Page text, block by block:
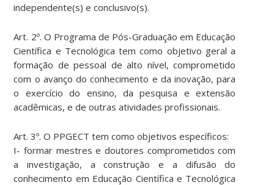
independente(s) e conclusivo(s).
Art. 2º. O Programa de Pós-Graduação em Educação
Científica e Tecnológica tem como objetivo geral a
formação de pessoal de alto nível, comprometido
com o avanço do conhecimento e da inovação, para
o exercício do ensino, da pesquisa e extensão
acadêmicas, e de outras atividades profissionais.
Art. 3º. O PPGECT tem como objetivos específicos:
I- formar mestres e doutores comprometidos com
a investigação, a construção e a difusão do
conhecimento em Educação Científica e Tecnológica